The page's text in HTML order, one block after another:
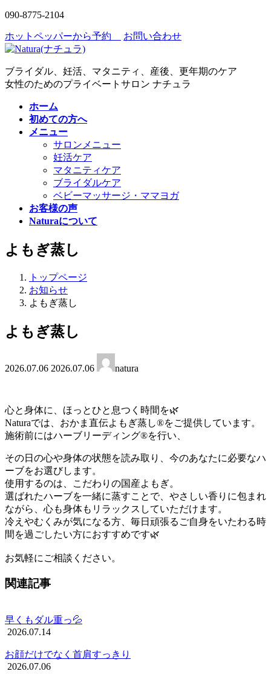
コ
テ
ン
ツ
へ
ス
ナ
ゲ
ー
シ
ョ
ン
090-8775-2104
ホットペッパーから予約 お問い合わせ
ブライダル、妊活、マタニティ、産後、更年期のケア
女性のためのプライベートサロン ナチュラ
ホーム
初めての方へ
メニュー
サロンメニュー
妊活ケア
マタニティケア
ブライダルケア
ベビーマッサージ・ママヨガ
お客様の声
Naturaについて
よもぎ蒸し
トップページ
お知らせ
よもぎ蒸し
よもぎ蒸し
2026.07.06 終
日
:
2026.07.06 natura
心と身体に、ほっとひと息つく時間を🌿
Naturaでは、おかま直伝よもぎ蒸し®をご提供しています。
施術前にはハーブリーディング®を行い、
その日の心や身体の状態を読み取り、今のあなたに必要なハ
ーブをお選びします。
使用するのは、こだわりの国産よもぎ。
選ばれたハーブを一緒に蒸すことで、やさしい香りに包まれ
ながら、心も身体もリラックスしていただけます。
冷えやむくみが気になる方、毎日頑張るご自身をいたわる時
間を過ごしたい方におすすめです🌿
お気軽にご相談ください。
関連記事
早くもダル重っ💦
2026.07.14
お顔だけでなく首肩すっきり
2026.07.06